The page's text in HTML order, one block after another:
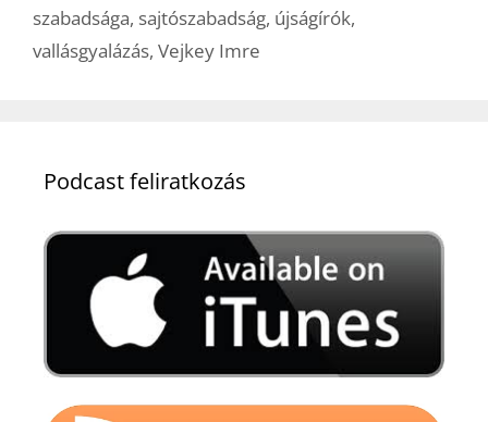
szabadsága, sajtószabadság, újságírók,
vallásgyalázás, Vejkey Imre
Podcast feliratkozás